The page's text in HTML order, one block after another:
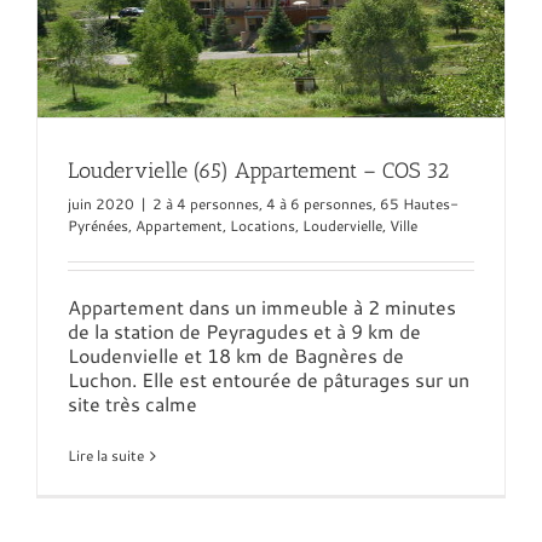
Loudervielle (65) Appartement – COS 32
juin 2020 | 2 à 4 personnes, 4 à 6 personnes, 65 Hautes-
Pyrénées, Appartement, Locations, Loudervielle, Ville
Appartement dans un immeuble à 2 minutes
de la station de Peyragudes et à 9 km de
Loudenvielle et 18 km de Bagnères de
Luchon. Elle est entourée de pâturages sur un
site très calme
Lire la suite